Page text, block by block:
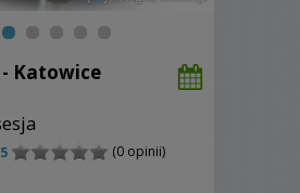
Katowice
(0 opinii)